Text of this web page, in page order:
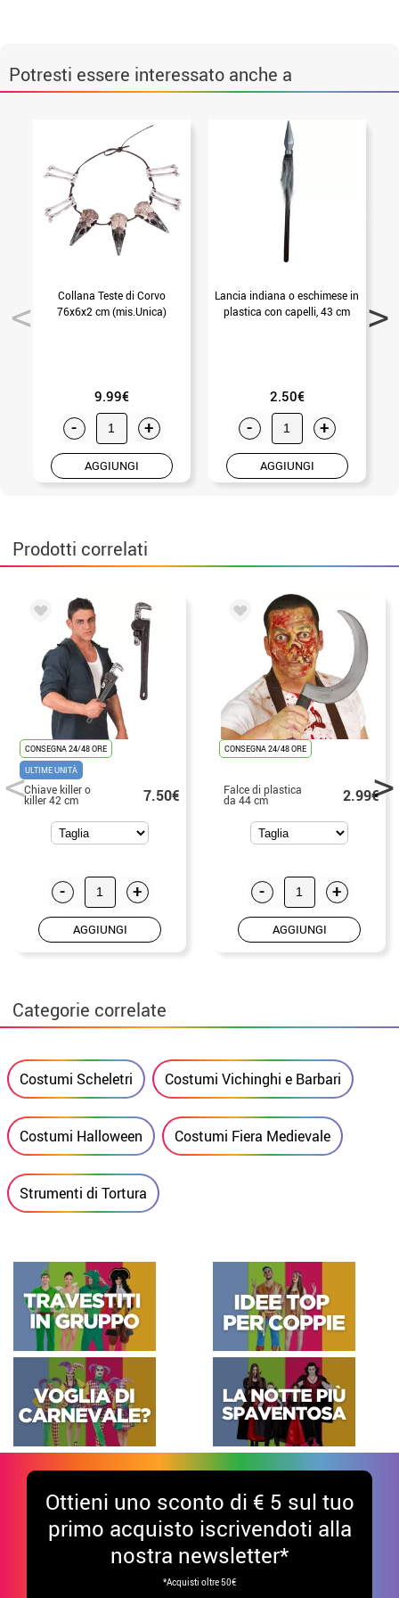
Potresti essere interessato anche a
Collana Teste di Corvo
76x6x2 cm (mis.Unica)
9.99€
- +
AGGIUNGI
Lancia indiana o eschimese in
plastica con capelli, 43 cm
2.50€
- +
AGGIUNGI
Prodotti correlati
CONSEGNA 24/48 ORE
ULTIME UNITÀ
Chiave killer o
killer 42 cm 7.50€
- +
AGGIUNGI
CONSEGNA 24/48 ORE
Falce di plastica
da 44 cm 2.99€
- +
AGGIUNGI
Categorie correlate
Costumi Scheletri Costumi Vichinghi e Barbari
Costumi Halloween Costumi Fiera Medievale
Strumenti di Tortura
Ottieni uno sconto di € 5 sul tuo
primo acquisto iscrivendoti alla
nostra newsletter*
*Acquisti oltre 50€